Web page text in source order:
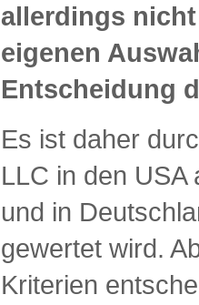
allerdings
eigenen
Entscheidung
Es ist daher
LLC in den
und in
gewertet wird.
Kriterien